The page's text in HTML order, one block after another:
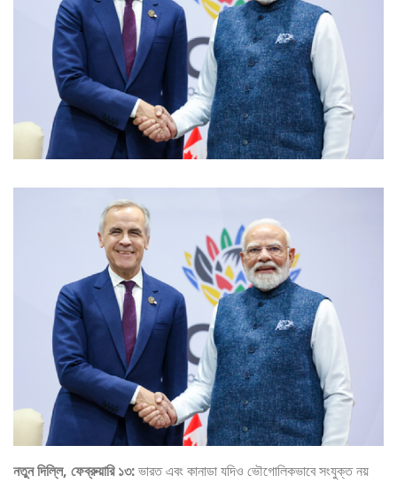
নতুন দিল্লি, ফেব্রুয়ারি ১৩:ভারত এবং কানাডা যদিও ভৌগোলিকভাবে সংযুক্ত নয়